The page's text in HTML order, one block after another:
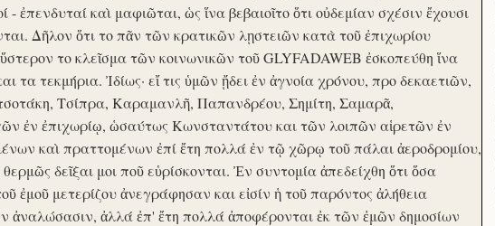
- ἐπενδυταί καὶ μαφιῶται, ὡς ἵνα βεβαιοῖτο ὅτι οὐδεμίαν σχέσιν ἔχουσι
Δῆλον ὅτι το πᾶν τῶν κρατικῶν λῃστειῶν κατὰ τοῦ ἐπιχωρίου
το κλεῖσμα τῶν κοινωνικῶν τοῦ GLYFADAWEB ἐσκοπεύθη ἵνα
τα τεκμήρια. Ἰδίως· εἴ τις ὑμῶν ᾔδει ἐν ἀγνοία χρόνου, προ δεκαετιῶν,
Τσίπρα, Καραμανλῆ, Παπανδρέου, Σημίτη, Σαμαρᾶ,
ἐν ἐπιχωρίῳ, ὡσαύτως Κωνσταντάτου και τῶν λοιπῶν αἱρετῶν ἐν
καὶ πραττομένων ἐπί ἔτη πολλά ἐν τῷ χῶρῳ τοῦ πάλαι ἀεροδρομίου,
δεῖξαι μοι ποῦ εὑρίσκονται. Ἐν συντομία ἀπεδείχθη ὅτι ὅσα
ἐμοῦ μετερίζου ἀνεγράφησαν και εἰσίν ἡ τοῦ παρόντος ἀλήθεια
ἀναλώσασιν, ἀλλά ἐπ' ἔτη πολλά ἀποφέρονται ἐκ τῶν ἐμῶν δημοσίων